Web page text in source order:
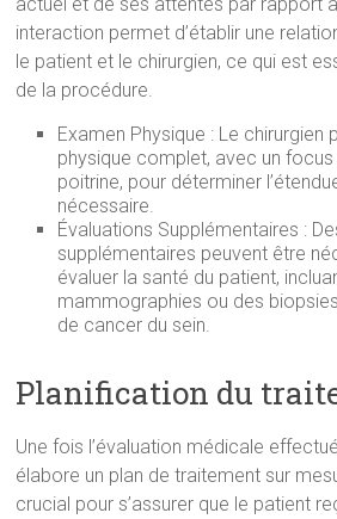
interaction permet d’établir une
le patient et le chirurgien, ce qui est
de la procédure.
Examen Physique : Le chirurgien
physique complet, avec un
poitrine, pour déterminer
nécessaire.
Évaluations Supplémentaires :
supplémentaires peuvent être
évaluer la santé du patient,
mammographies ou des
de cancer du sein.
Planification du
Une fois l’évaluation médicale
élabore un plan de traitement sur
crucial pour s’assurer que le patient